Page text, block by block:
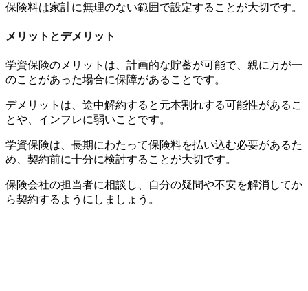
保険料は家計に無理のない範囲で設定することが大切です。
メリットとデメリット
学資保険のメリットは、計画的な貯蓄が可能で、親に万が一
のことがあった場合に保障があることです。
デメリットは、途中解約すると元本割れする可能性があるこ
とや、インフレに弱いことです。
学資保険は、長期にわたって保険料を払い込む必要があるた
め、契約前に十分に検討することが大切です。
保険会社の担当者に相談し、自分の疑問や不安を解消してか
ら契約するようにしましょう。